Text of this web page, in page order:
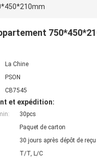
La Chine
PSON
CB7545
et expédition:
30pcs
Paquet de carton
30 jours après dépôt de reçu
T/T, L/C